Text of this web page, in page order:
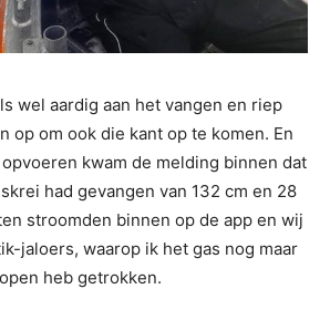
wel aardig aan het vangen en riep
op om ook die kant op te komen. En
kwam de melding binnen dat
had gevangen van 132 cm en 28
stroomden binnen op de app en wij
jaloers, waarop ik het gas nog maar
heb getrokken.